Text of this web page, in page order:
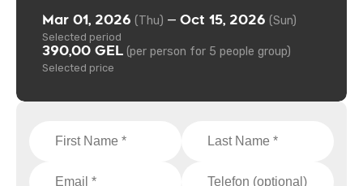
Mar 01, 2026 (Thu) — Oct 15, 2026 (Sun)
Selected period
390,00 GEL (per person for 5 people group)
Selected price